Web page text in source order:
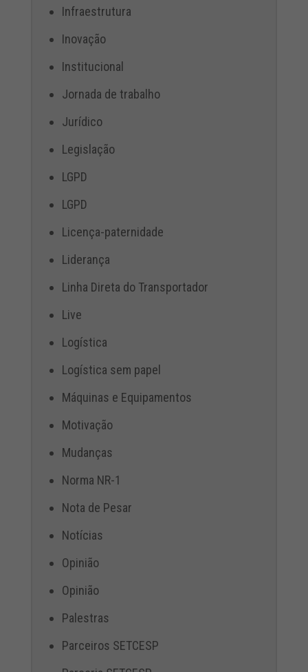
Infraestrutura
Inovação
Institucional
Jornada de trabalho
Jurídico
Legislação
LGPD
LGPD
Licença-paternidade
Liderança
Linha Direta do Transportador
Live
Logística
Logística sem papel
Máquinas e Equipamentos
Motivação
Mudanças
Norma NR-1
Nota de Pesar
Notícias
Opinião
Opinião
Palestras
Parceiros SETCESP